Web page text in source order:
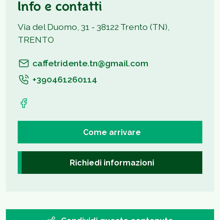
Info e contatti
Via del Duomo, 31 - 38122 Trento (TN),
TRENTO
caffetridente.tn@gmail.com
+390461260114
Come arrivare
Richiedi informazioni